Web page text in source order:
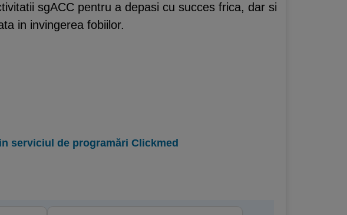
sgACC pentru a depasi cu succes frica, dar si
in invingerea fobiilor.
serviciul de programări Clickmed